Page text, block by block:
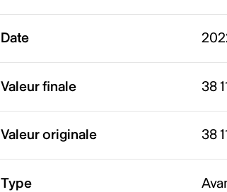
Date
Valeur finale 38
Valeur originale 38
Type